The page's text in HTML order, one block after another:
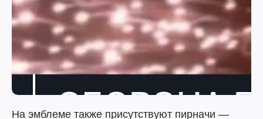
На эмблеме также присутствуют пирначи —